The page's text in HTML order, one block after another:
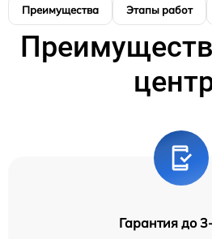
Преимущества Этапы работ
Гарантия до